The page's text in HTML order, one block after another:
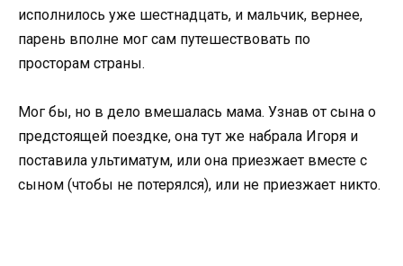
исполнилось уже шестнадцать, и мальчик, вернее,
парень вполне мог сам путешествовать по
просторам страны.
Мог бы, но в дело вмешалась мама. Узнав от сына о
предстоящей поездке, она тут же набрала Игоря и
поставила ультиматум, или она приезжает вместе с
сыном (чтобы не потерялся), или не приезжает никто.